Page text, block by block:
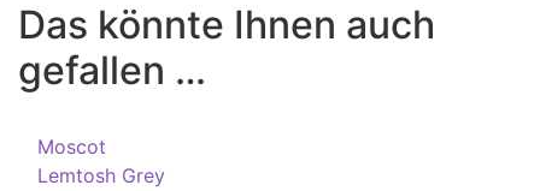
Das könnte Ihnen auch
gefallen …
Moscot
Lemtosh Grey